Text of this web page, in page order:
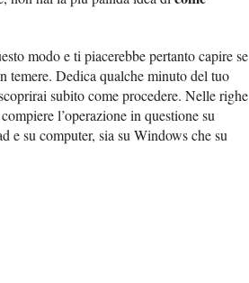
modo e ti piacerebbe pertanto capire se
temere. Dedica qualche minuto del tuo
subito come procedere. Nelle righe
l’operazione in questione su
e su computer, sia su Windows che su